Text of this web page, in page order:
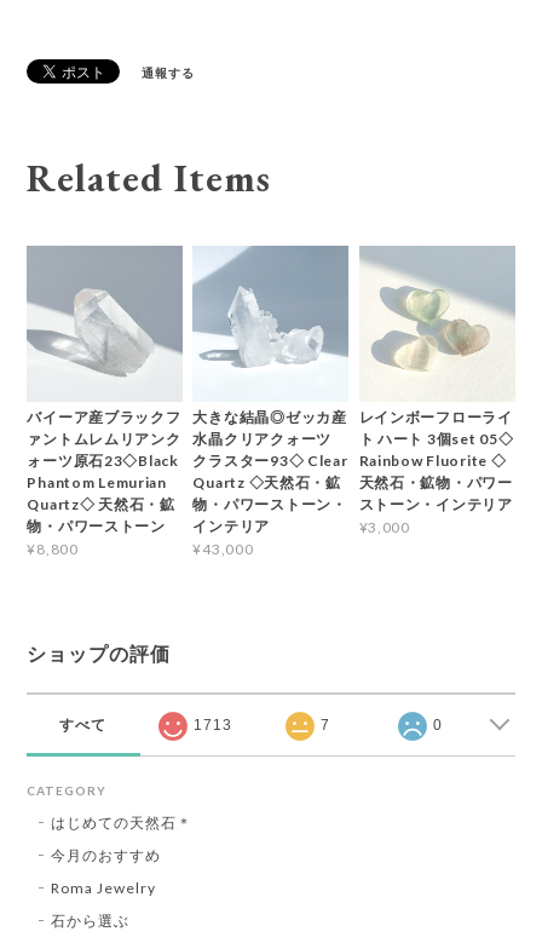
通報する
Related Items
バイーア産ブラックフ
ァントムレムリアンク
ォーツ原石23◇Black
Phantom Lemurian
Quartz◇ 天然石・鉱
物・パワーストーン
¥8,800
大きな結晶◎ゼッカ産
水晶クリアクォーツ
クラスター93◇ Clear
Quartz ◇天然石・鉱
物・パワーストーン・
インテリア
¥43,000
レインボーフローライ
ト ハート 3個set 05◇
Rainbow Fluorite ◇
天然石・鉱物・パワー
ストーン・インテリア
¥3,000
ショップの評価
すべて 1713 7 0
CATEGORY
はじめての天然石＊
今月のおすすめ
Roma Jewelry
石から選ぶ